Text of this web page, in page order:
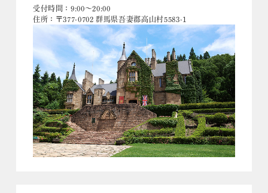
受付時間：9:00～20:00
住所：〒377-0702 群馬県吾妻郡高山村5583-1